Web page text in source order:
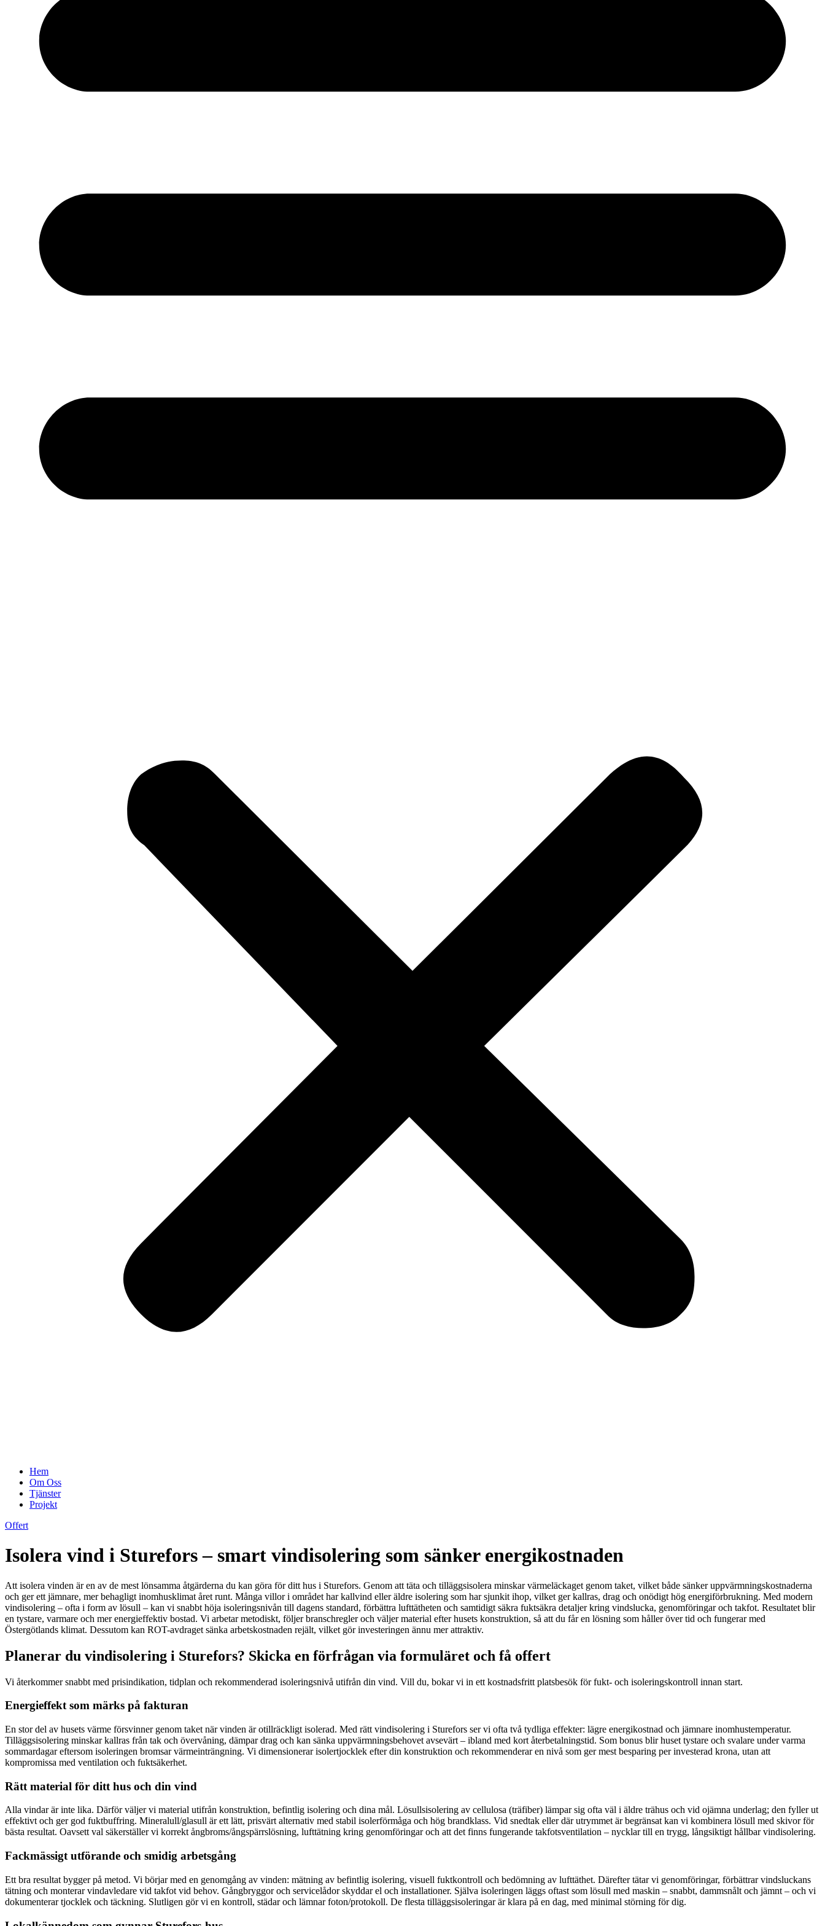
Hem
Om Oss
Tjänster
Projekt
Offert
Isolera vind i Sturefors – smart vindisolering som sänker energikostnaden
Att isolera vinden är en av de mest lönsamma åtgärderna du kan göra för ditt hus i Sturefors. Genom att täta och tilläggsisolera minskar värmeläckaget genom taket, vilket både sänker uppvärmningskostnaderna
och ger ett jämnare, mer behagligt inomhusklimat året runt. Många villor i området har kallvind eller äldre isolering som har sjunkit ihop, vilket ger kallras, drag och onödigt hög energiförbrukning. Med modern
vindisolering – ofta i form av lösull – kan vi snabbt höja isoleringsnivån till dagens standard, förbättra lufttätheten och samtidigt säkra fuktsäkra detaljer kring vindslucka, genomföringar och takfot. Resultatet blir
en tystare, varmare och mer energieffektiv bostad. Vi arbetar metodiskt, följer branschregler och väljer material efter husets konstruktion, så att du får en lösning som håller över tid och fungerar med
Östergötlands klimat. Dessutom kan ROT-avdraget sänka arbetskostnaden rejält, vilket gör investeringen ännu mer attraktiv.
Planerar du vindisolering i Sturefors? Skicka en förfrågan via formuläret och få offert
Vi återkommer snabbt med prisindikation, tidplan och rekommenderad isoleringsnivå utifrån din vind. Vill du, bokar vi in ett kostnadsfritt platsbesök för fukt- och isoleringskontroll innan start.
Energieffekt som märks på fakturan
En stor del av husets värme försvinner genom taket när vinden är otillräckligt isolerad. Med rätt vindisolering i Sturefors ser vi ofta två tydliga effekter: lägre energikostnad och jämnare inomhustemperatur.
Tilläggsisolering minskar kallras från tak och övervåning, dämpar drag och kan sänka uppvärmningsbehovet avsevärt – ibland med kort återbetalningstid. Som bonus blir huset tystare och svalare under varma
sommardagar eftersom isoleringen bromsar värmeinträngning. Vi dimensionerar isolertjocklek efter din konstruktion och rekommenderar en nivå som ger mest besparing per investerad krona, utan att
kompromissa med ventilation och fuktsäkerhet.
Rätt material för ditt hus och din vind
Alla vindar är inte lika. Därför väljer vi material utifrån konstruktion, befintlig isolering och dina mål. Lösullsisolering av cellulosa (träfiber) lämpar sig ofta väl i äldre trähus och vid ojämna underlag; den fyller ut
effektivt och ger god fuktbuffring. Mineralull/glasull är ett lätt, prisvärt alternativ med stabil isolerförmåga och hög brandklass. Vid snedtak eller där utrymmet är begränsat kan vi kombinera lösull med skivor för
bästa resultat. Oavsett val säkerställer vi korrekt ångbroms/ångspärrslösning, lufttätning kring genomföringar och att det finns fungerande takfotsventilation – nycklar till en trygg, långsiktigt hållbar vindisolering.
Fackmässigt utförande och smidig arbetsgång
Ett bra resultat bygger på metod. Vi börjar med en genomgång av vinden: mätning av befintlig isolering, visuell fuktkontroll och bedömning av lufttäthet. Därefter tätar vi genomföringar, förbättrar vindsluckans
tätning och monterar vindavledare vid takfot vid behov. Gångbryggor och servicelådor skyddar el och installationer. Själva isoleringen läggs oftast som lösull med maskin – snabbt, dammsnålt och jämnt – och vi
dokumenterar tjocklek och täckning. Slutligen gör vi en kontroll, städar och lämnar foton/protokoll. De flesta tilläggsisoleringar är klara på en dag, med minimal störning för dig.